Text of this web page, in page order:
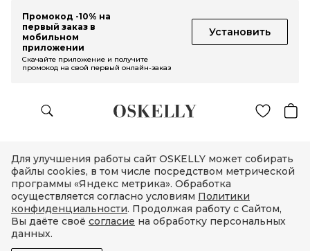
Промокод -10% на
первый заказ в
мобильном
приложении
Установить
Скачайте приложение и получите
промокод на свой первый онлайн-заказ
Для улучшения работы сайт OSKELLY может собирать
файлы cookies, в том числе посредством метрической
программы «Яндекс метрика». Обработка
осуществляется согласно условиям Политики
конфиденциальности. Продолжая работу с Сайтом,
Вы даёте своё согласие на обработку персональных
данных.